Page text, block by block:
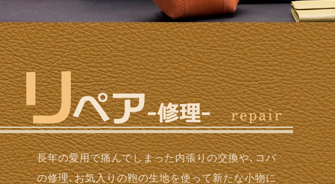
長年の愛用で痛んでしまった内張りの交換や､コバ
の修理､お気入りの鞄の生地を使って新たな小物に